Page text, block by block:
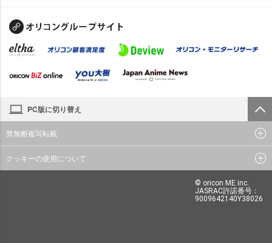
PC版に切り替え
禁無断複写転載
クッキーの使用について
© oricon ME inc.
JASRAC許諾番号：
9009642140Y38026